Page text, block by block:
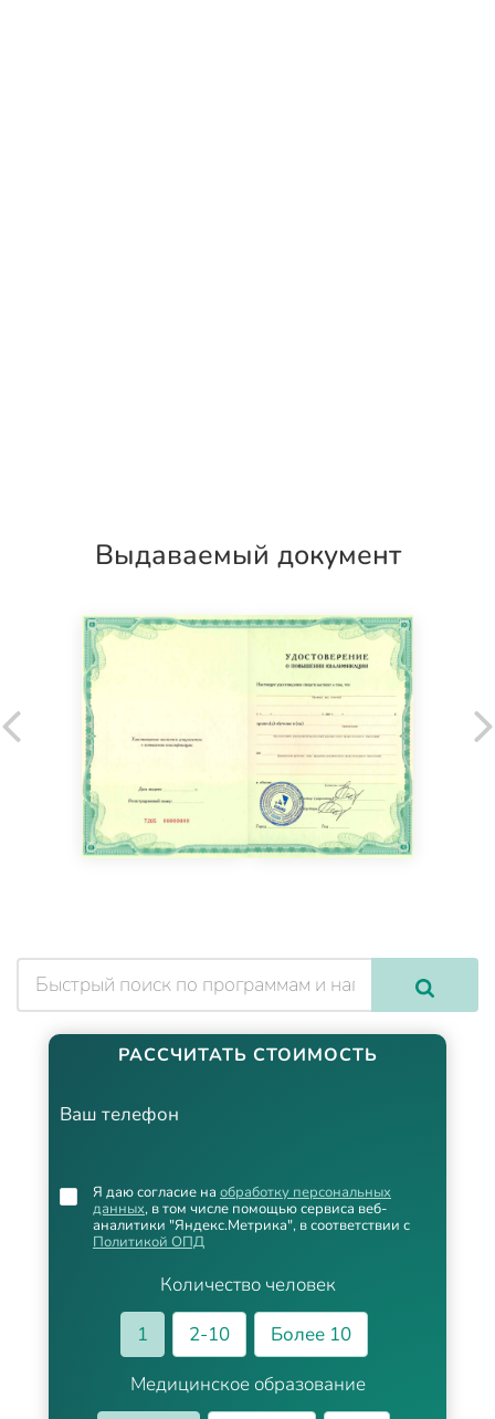
Выдаваемый документ
РАССЧИТАТЬ СТОИМОСТЬ
Ваш телефон
Количество человек
1
2-10
Более 10
Медицинское образование
Я даю согласие на обработку персональных
данных, в том числе помощью сервиса веб-
аналитики "Яндекс.Метрика", в соответствии с
Политикой ОПД